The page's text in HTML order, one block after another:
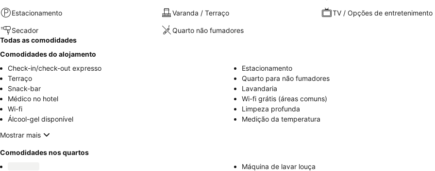
Estacionamento Varanda / Terraço TV / Opções de entretenimento
Secador
Quarto não fumadores
Todas as comodidades
Comodidades do alojamento
Check-in/check-out expresso
Estacionamento
Terraço
Quarto para não fumadores
Snack-bar
Lavandaria
Médico no hotel
Wi-fi grátis (áreas comuns)
Wi-fi
Limpeza profunda
Álcool-gel disponível
Medição da temperatura
Mostrar mais
Comodidades nos quartos
Máquina de lavar louça